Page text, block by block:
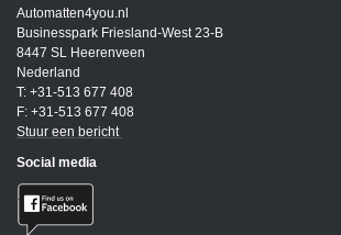
Automatten4you.nl
Businesspark Friesland-West 23-B
8447 SL Heerenveen
Nederland
T: +31-513 677 408
F: +31-513 677 408
Stuur een bericht
Social media